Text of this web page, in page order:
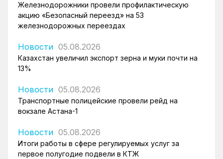
Железнодорожники провели профилактическую
акцию «Безопасный переезд» на 53
железнодорожных переездах
Новости 05.08.2026
Казахстан увеличил экспорт зерна и муки почти на
13%
Новости 05.08.2026
Транспортные полицейские провели рейд на
вокзале Астана-1
Новости 05.08.2026
Итоги работы в сфере регулируемых услуг за
первое полугодие подвели в КТЖ